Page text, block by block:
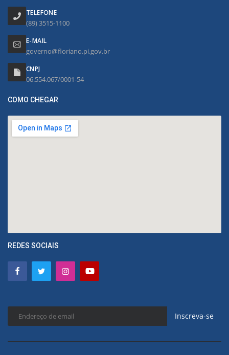
TELEFONE
(89) 3515-1100
E-MAIL
governo@floriano.pi.gov.br
CNPJ
06.554.067/0001-54
COMO CHEGAR
REDES SOCIAIS
Inscreva-se